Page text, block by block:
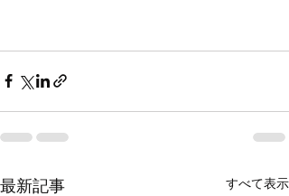
最新記事 すべて表示